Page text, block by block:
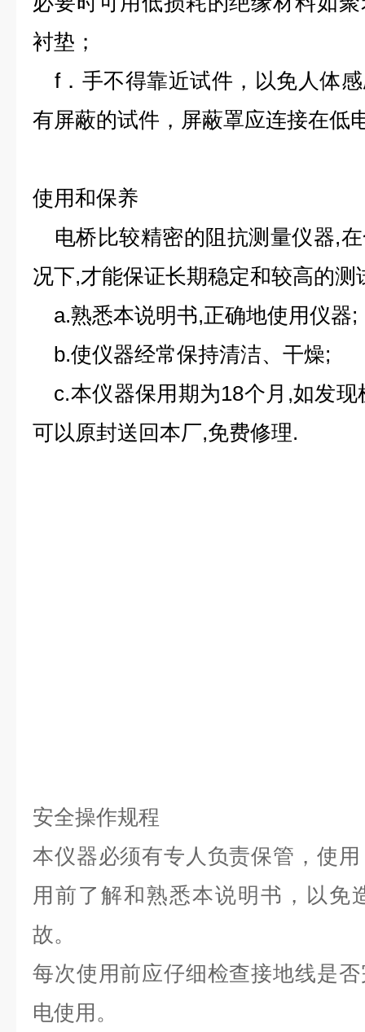
衬垫；
f．手不得靠近试件，以免人体
有屏蔽的试件，屏蔽罩应连接在低
使用和保养
电桥比较精密的阻抗测量仪器,
况下,才能保证长期稳定和较高的测
a.熟悉本说明书,正确地使用仪器;
b.使仪器经常保持清洁、干燥;
c.本仪器保用期为18个月,如发现
可以原封送回本厂,免费修理.
安全操作规程
本仪器必须有专人负责保管，使
用前了解和熟悉本说明书，以免
故。
每次使用前应仔细检查接地线是
电使用。